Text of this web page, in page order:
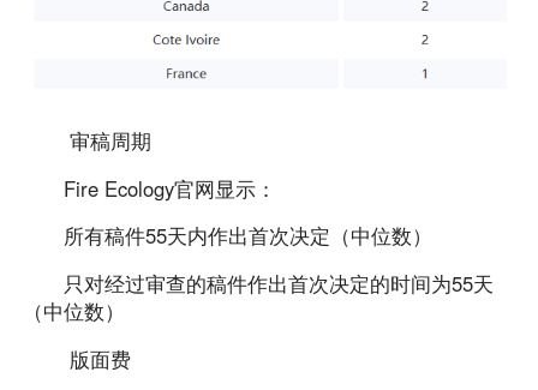
审稿周期
Fire Ecology官网显示：
所有稿件55天内作出首次决定（中位数）
只对经过审查的稿件作出首次决定的时间为55天
（中位数）
版面费